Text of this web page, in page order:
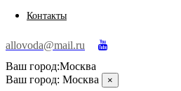
Контакты
allovoda@mail.ru
Ваш город:Москва
Ваш город: Москва ×